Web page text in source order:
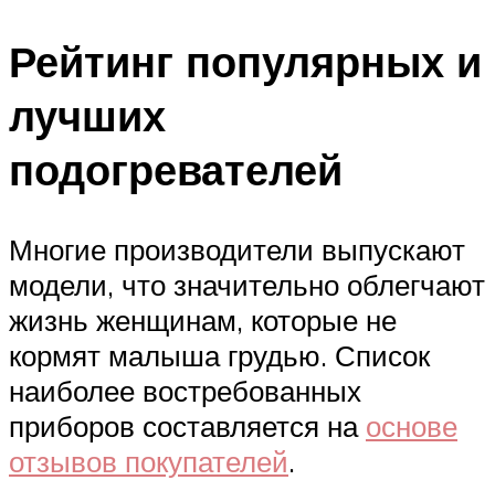
Рейтинг популярных и
лучших
подогревателей
Многие производители выпускают
модели, что значительно облегчают
жизнь женщинам, которые не
кормят малыша грудью. Список
наиболее востребованных
приборов составляется на основе
отзывов покупателей.